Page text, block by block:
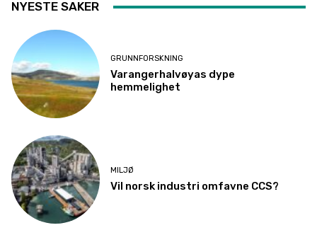
NYESTE SAKER
GRUNNFORSKNING
Varangerhalvøyas dype
hemmelighet
MILJØ
Vil norsk industri omfavne CCS?